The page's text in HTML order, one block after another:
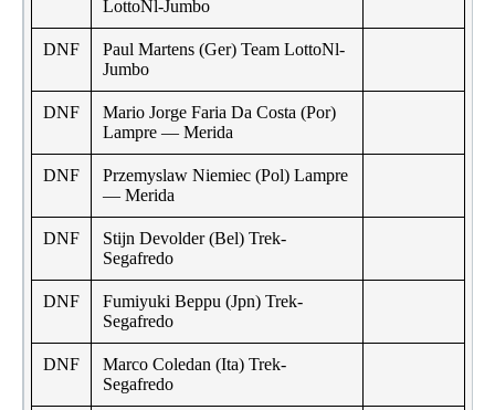
LottoNl-Jumbo
DNF
Paul Martens (Ger) Team LottoNl-
Jumbo
DNF
Mario Jorge Faria Da Costa (Por)
Lampre — Merida
DNF
Przemyslaw Niemiec (Pol) Lampre
— Merida
DNF
Stijn Devolder (Bel) Trek-
Segafredo
DNF
Fumiyuki Beppu (Jpn) Trek-
Segafredo
DNF
Marco Coledan (Ita) Trek-
Segafredo